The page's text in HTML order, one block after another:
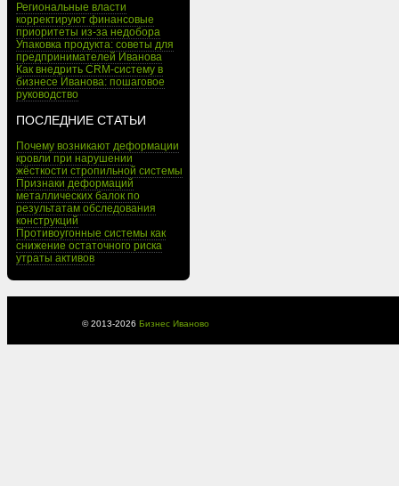
Региональные власти
корректируют финансовые
приоритеты из-за недобора
Упаковка продукта: советы для
предпринимателей Иванова
Как внедрить CRM-систему в
бизнесе Иванова: пошаговое
руководство
ПОСЛЕДНИЕ СТАТЬИ
Почему возникают деформации
кровли при нарушении
жёсткости стропильной системы
Признаки деформаций
металлических балок по
результатам обследования
конструкций
Противоугонные системы как
снижение остаточного риска
утраты активов
© 2013-2026 Бизнес Иваново